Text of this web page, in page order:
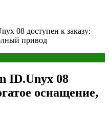
08 доступен к заказу:
привод
ID.Unyx 08
оснащение,